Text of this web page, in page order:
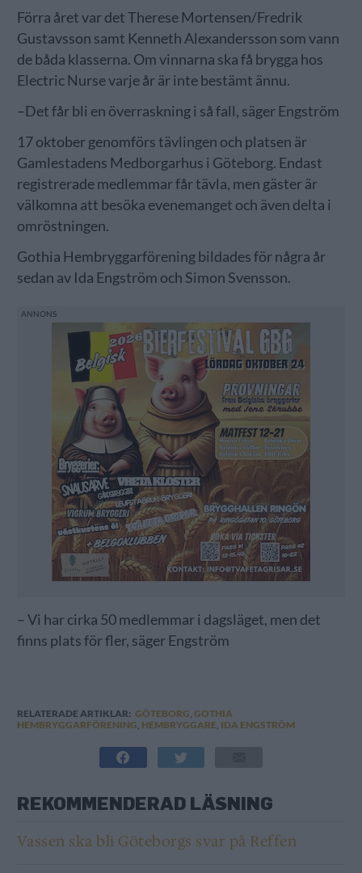
Förra året var det Therese Mortensen/Fredrik
Gustavsson samt Kenneth Alexandersson som vann
de båda klasserna. Om vinnarna ska få brygga hos
Electric Nurse varje år är inte bestämt ännu.
–Det får bli en överraskning i så fall, säger Engström
17 oktober genomförs tävlingen och platsen är
Gamlestadens Medborgarhus i Göteborg. Endast
registrerade medlemmar får tävla, men gäster är
välkomna att besöka evenemanget och även delta i
omröstningen.
Gothia Hembryggarförening bildades för några år
sedan av Ida Engström och Simon Svensson.
– Vi har cirka 50 medlemmar i dagsläget, men det
finns plats för fler, säger Engström
RELATERADE ARTIKLAR: GÖTEBORG GOTHIA
HEMBRYGGARFÖRENING HEMBRYGGARE IDA ENGSTRÖM
REKOMMENDERAD LÄSNING
Vassen ska bli Göteborgs svar på Reffen